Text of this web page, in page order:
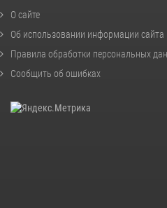
О сайте
Об использовании информации сайта
Правила обработки персональных
Сообщить об ошибках